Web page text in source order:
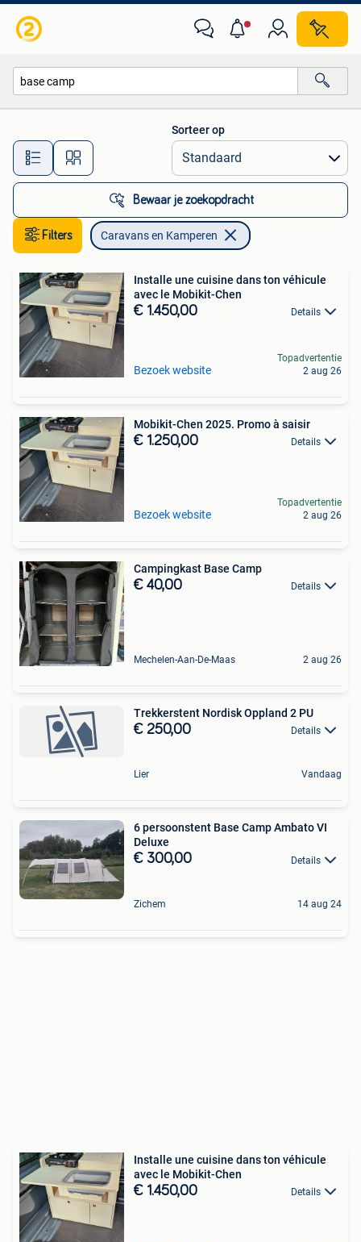
Alle afstanden…
Sorteer op
Bewaar je zoekopdracht
Filters Caravans en Kamperen
Installe une cuisine dans ton véhicule
avec le Mobikit-Chen
€ 1.450,00 Details
Bezoek website
Topadvertentie
2 aug 26
Mobikit-Chen 2025. Promo à saisir
€ 1.250,00 Details
Bezoek website
Topadvertentie
2 aug 26
Campingkast Base Camp
€ 40,00 Details
Mechelen-Aan-De-Maas 2 aug 26
Trekkerstent Nordisk Oppland 2 PU
€ 250,00 Details
Lier Vandaag
6 persoonstent Base Camp Ambato VI
Deluxe
€ 300,00 Details
Zichem 14 aug 24
Installe une cuisine dans ton véhicule
avec le Mobikit-Chen
€ 1.450,00 Details